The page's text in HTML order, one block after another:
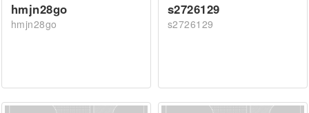
hmjn28go
hmjn28go
s2726129
s2726129